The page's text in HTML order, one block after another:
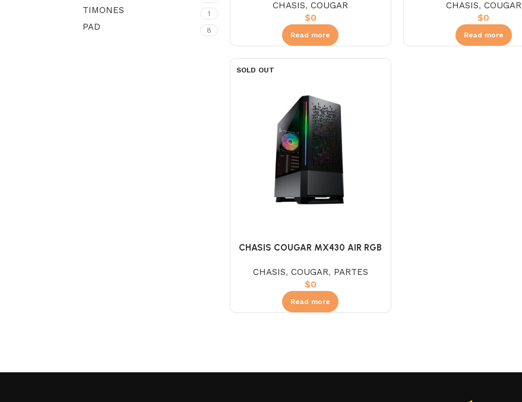
TIMONES 1
PAD 8
CHASIS,COUGAR
$0
Read more
CHASIS, COUGAR
$0
Read more
SOLD OUT
CHASIS COUGAR MX430 AIR RGB
CHASIS, COUGAR, PARTES
$0
Read more